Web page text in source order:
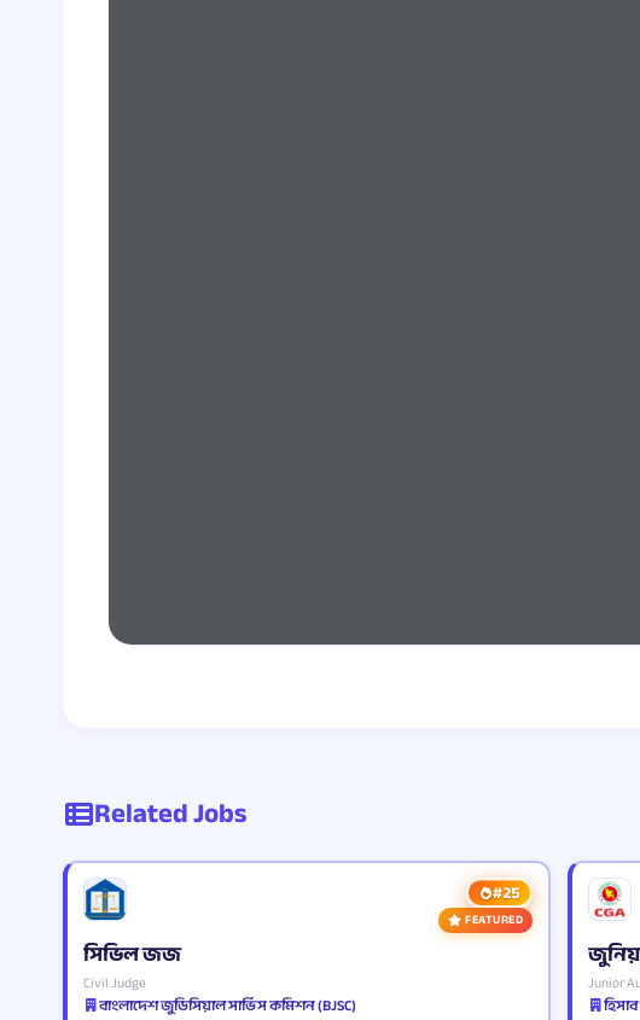
Related Jobs
#25
FEATURED
সিভিল জজ
Civil Judge
বাংলাদেশ জুডিসিয়াল সার্ভিস কমিশন (BJSC)
Junior